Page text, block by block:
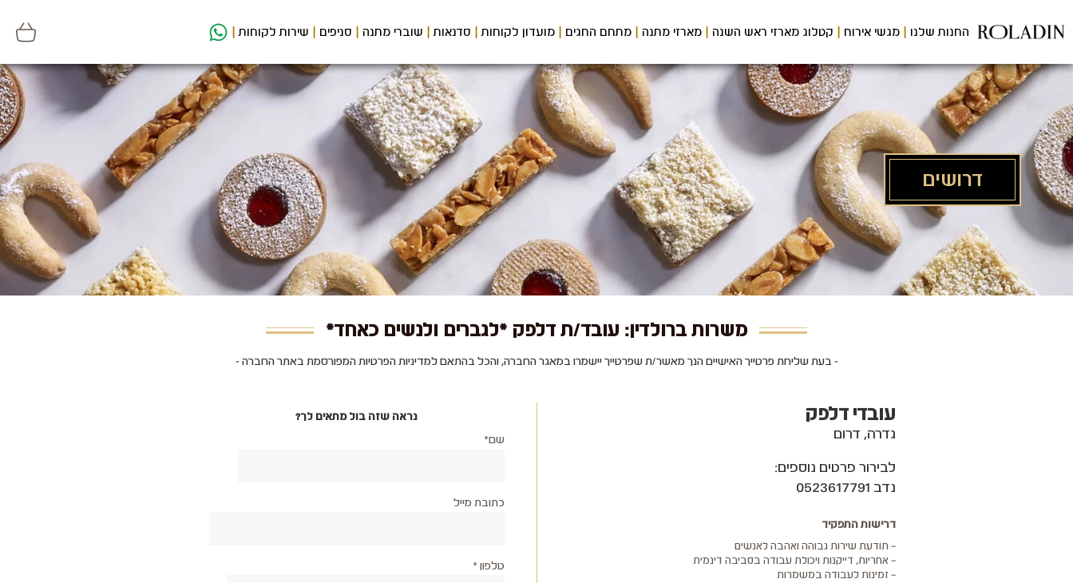
לתוכן
המרכזי
החנות שלנו מגשי אירוח קטלוג מארזי ראש השנה מארזי מתנה מתחם החגים מועדון לקוחות סדנאות שוברי מתנה סניפים שירות לקוחות
דרושים
משרות ברולדין: עובד/ת דלפק *לגברים ולנשים כאחד*
- בעת שליחת פרטייך האישיים הנך מאשר/ת שפרטייך יישמרו במאגר החברה, והכל בהתאם למדיניות הפרטיות המפורסמת באתר החברה -
עובדי דלפק
גדרה, דרום
לבירור פרטים נוספים:
נדב 0523617791
דרישות התפקיד
– תודעת שירות גבוהה ואהבה לאנשים
– אחריות, דייקנות ויכולת עבודה בסביבה דינמית
– זמינות לעבודה במשמרות
נראה שזה בול מתאים לך?
שם*
כתובת מייל
טלפון *